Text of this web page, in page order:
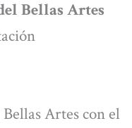
Bellas Artes
Artes con el